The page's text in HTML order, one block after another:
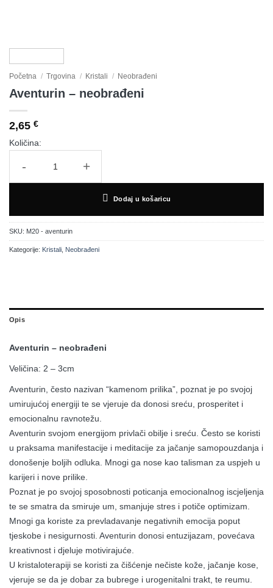
Početna / Trgovina / Kristali / Neobrađeni
Aventurin – neobrađeni
2,65 €
Količina:
Dodaj u košaricu
SKU: M20 - aventurin
Kategorije: Kristali Neobrađeni
Opis
Aventurin – neobrađeni
Veličina: 2 – 3cm
Aventurin, često nazivan “kamenom prilika”, poznat je po svojoj
umirujućoj energiji te se vjeruje da donosi sreću, prosperitet i
emocionalnu ravnotežu.
Aventurin svojom energijom privlači obilje i sreću. Često se koristi
u praksama manifestacije i meditacije za jačanje samopouzdanja i
donošenje boljih odluka. Mnogi ga nose kao talisman za uspjeh u
karijeri i nove prilike.
Poznat je po svojoj sposobnosti poticanja emocionalnog iscjeljenja
te se smatra da smiruje um, smanjuje stres i potiče optimizam.
Mnogi ga koriste za prevladavanje negativnih emocija poput
tjeskobe i nesigurnosti. Aventurin donosi entuzijazam, povećava
kreativnost i djeluje motivirajuće.
U kristaloterapiji se koristi za čišćenje nečiste kože, jačanje kose,
vjeruje se da je dobar za bubrege i urogenitalni trakt, te reumu.